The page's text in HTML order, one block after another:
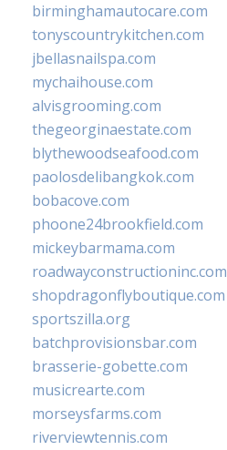
birminghamautocare.com
tonyscountrykitchen.com
jbellasnailspa.com
mychaihouse.com
alvisgrooming.com
thegeorginaestate.com
blythewoodseafood.com
paolosdelibangkok.com
bobacove.com
phoone24brookfield.com
mickeybarmama.com
roadwayconstructioninc.com
shopdragonflyboutique.com
sportszilla.org
batchprovisionsbar.com
brasserie-gobette.com
musicrearte.com
morseysfarms.com
riverviewtennis.com